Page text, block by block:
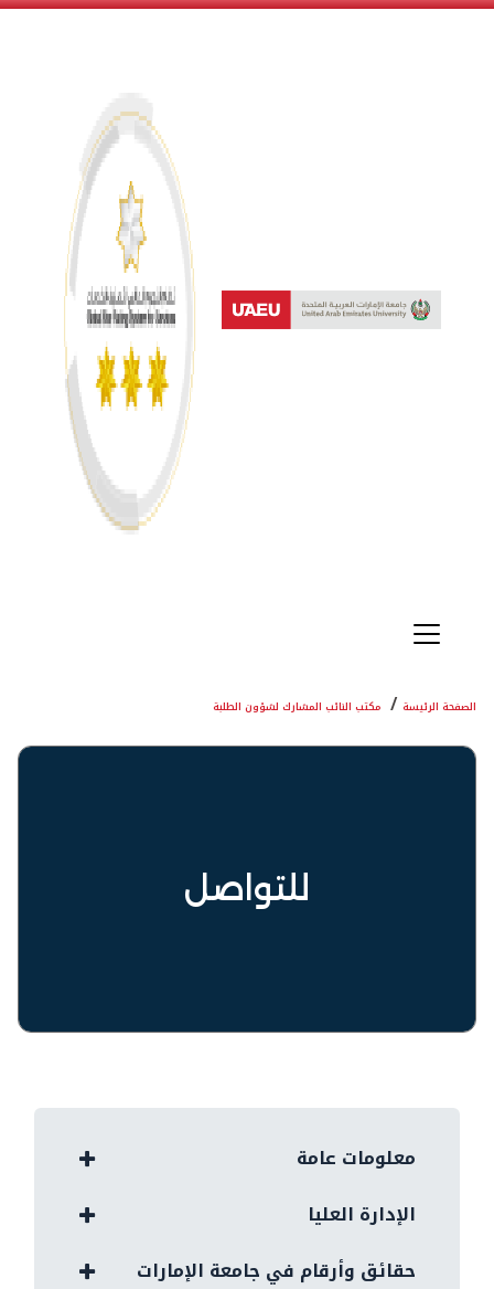
نظام النجوم العالمي
الصفحة الرئيسة مكتب النائب المشارك لشؤون الطلبة
للتواصل
معلومات عامة
الإدارة العليا
حقائق وأرقام في جامعة الإمارات